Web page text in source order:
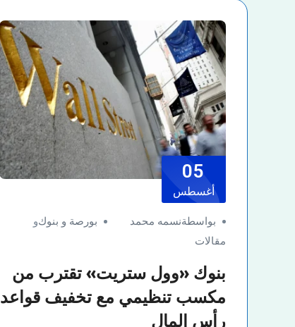
05
أغسطس
بواسطةنسمه محمد بورصة و بنوكو
مقالات
بنوك «وول ستريت» تقترب من
مكسب تنظيمي مع تخفيف قواعد
رأس المال